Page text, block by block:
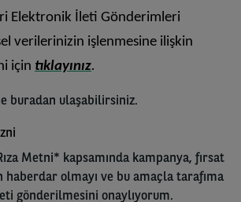
Elektronik İleti Gönderimleri
verilerinizin işlenmesine ilişkin
için tıklayınız.
buradan ulaşabilirsiniz.
Metni* kapsamında kampanya, fırsat
haberdar olmayı ve bu amaçla tarafıma
gönderilmesini onaylıyorum.